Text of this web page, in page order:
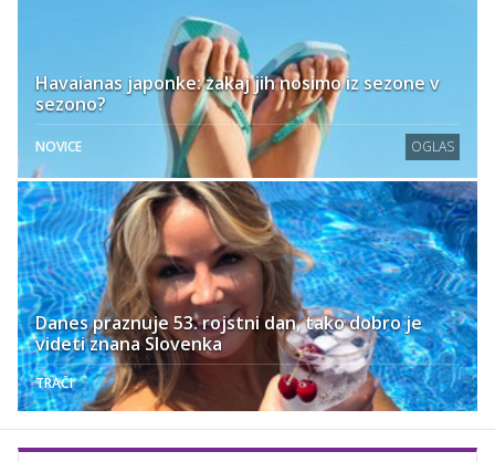
Havaianas japonke: zakaj jih nosimo iz sezone v
sezono?
NOVICE OGLAS
Danes praznuje 53. rojstni dan, tako dobro je
videti znana Slovenka
TRAČI